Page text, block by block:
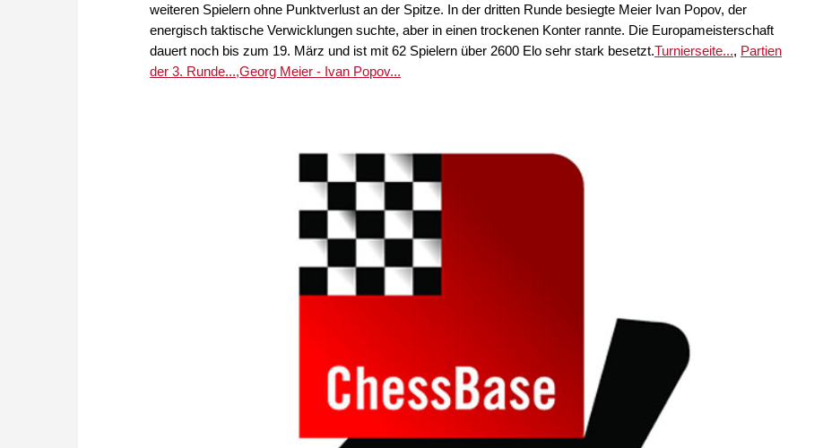
weiteren Spielern ohne Punktverlust an der Spitze. In der dritten Runde besiegte Meier Ivan Popov, der
energisch taktische Verwicklungen suchte, aber in einen trockenen Konter rannte. Die Europameisterschaft
dauert noch bis zum 19. März und ist mit 62 Spielern über 2600 Elo sehr stark besetzt.Turnierseite..., Partien
der 3. Runde...,Georg Meier - Ivan Popov...